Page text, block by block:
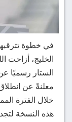
في خطوة
الستار رسميًا
معلنةً عن
هذه النسخة